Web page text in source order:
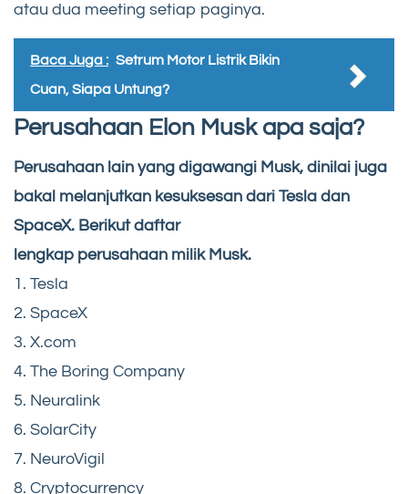
atau dua meeting setiap paginya.
Baca Juga : Setrum Motor Listrik Bikin
Cuan, Siapa Untung?
Perusahaan Elon Musk apa saja?
Perusahaan lain yang digawangi Musk, dinilai juga
bakal melanjutkan kesuksesan dari Tesla dan
SpaceX. Berikut daftar
lengkap perusahaan milik Musk.
1. Tesla
2. SpaceX
3. X.com
4. The Boring Company
5. Neuralink
6. SolarCity
7. NeuroVigil
8. Cryptocurrency